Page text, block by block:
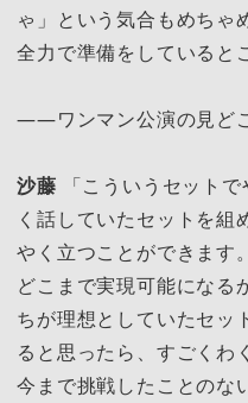
ゃ」という気合もめちゃ
全力で準備をしていると
――ワンマン公演の見ど
沙藤 「こういうセット
く話していたセットを組
やく立つことができます
どこまで実現可能になる
ちが理想としていたセッ
ると思ったら、すごくわ
今まで挑戦したことのな